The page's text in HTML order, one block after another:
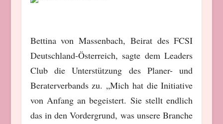
Bettina von Massenbach, Beirat des FCSI
Deutschland-Österreich, sagte dem Leaders
Club die Unterstützung des Planer- und
Beraterverbands zu. „Mich hat die Initiative
von Anfang an begeistert. Sie stellt endlich
das in den Vordergrund, was unsere Branche